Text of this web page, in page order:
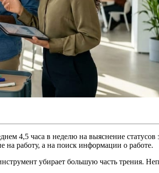
4,5 часа в неделю на выяснение
на работу, а на поиск информации о работе.
убирает большую часть трения.